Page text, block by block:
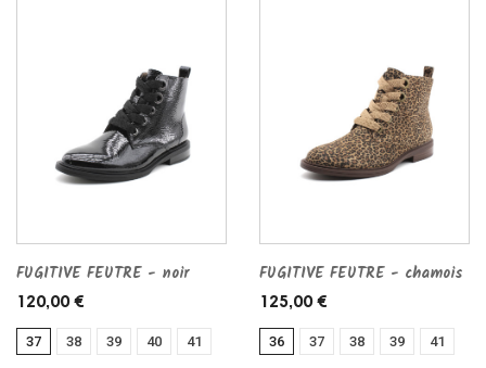
FUGITIVE FEUTRE - noir
120,00 €
37 38 39 40 41
FUGITIVE FEUTRE - chamois
125,00 €
36 37 38 39 41